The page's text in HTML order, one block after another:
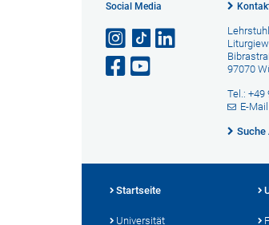
Social Media
97070
Tel.: +49
E-Mail
Suche
Startseite
Universität